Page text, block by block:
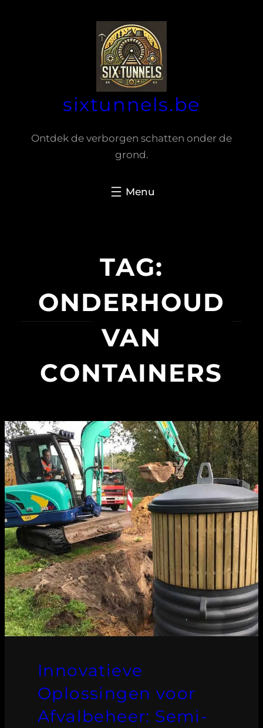
sixtunnels.be
Ontdek de verborgen schatten onder de
grond.
TAG:
ONDERHOUD
VAN
CONTAINERS
Innovatieve
Oplossingen voor
Afvalbeheer: Semi-